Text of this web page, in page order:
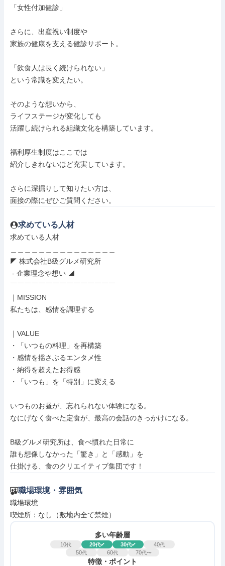
「女性付加健診」
さらに、出産祝い制度や
家族の健康を支える健診サポート。
「飲食人は長く続けられない」
という常識を変えたい。
そのような想いから、
ライフステージが変化しても
活躍し続けられる組織文化を構築しています。
福利厚生制度はここでは
紹介しきれないほど充実しています。
さらに深掘りして知りたい方は、
面接の際にぜひご質問ください。
求めている人材
求めている人材
◤ 株式会社B級グルメ研究所
￣￣￣￣￣￣￣￣￣￣￣￣￣￣￣
｜MISSION
私たちは、感情を調理する
｜VALUE
・「いつもの料理」を再構築
・感情を揺さぶるエンタメ性
・納得を超えたお得感
・「いつも」を「特別」に変える
いつものお昼が、忘れられない体験になる。
なにげなく食べた定食が、最高の会話のきっかけになる。
B級グルメ研究所は、食べ慣れた日常に
誰も想像しなかった「驚き」と「感動」を
仕掛ける、食のクリエイティブ集団です！
職場環境・雰囲気
職場環境
喫煙所：なし（敷地内全て禁煙）
多い年齢層
10代 20代 30代 40代
50代 60代 70代〜
特徴・ポイント